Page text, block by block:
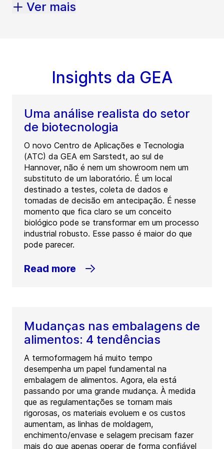
Ver mais
Insights da GEA
Uma análise realista do setor
de biotecnologia
O novo Centro de Aplicações e Tecnologia
(ATC) da GEA em Sarstedt, ao sul de
Hannover, não é nem um showroom nem um
substituto de um laboratório. É um local
destinado a testes, coleta de dados e
tomadas de decisão em antecipação. É nesse
momento que fica claro se um conceito
biológico pode se transformar em um processo
industrial robusto. Esse passo é maior do que
pode parecer.
Read more
Mudanças nas embalagens de
alimentos: 4 tendências
A termoformagem há muito tempo
desempenha um papel fundamental na
embalagem de alimentos. Agora, ela está
passando por uma grande mudança. À medida
que as regulamentações se tornam mais
rigorosas, os materiais evoluem e os custos
aumentam, as linhas de moldagem,
enchimento/envase e selagem precisam fazer
mais do que apenas operar de forma confiável